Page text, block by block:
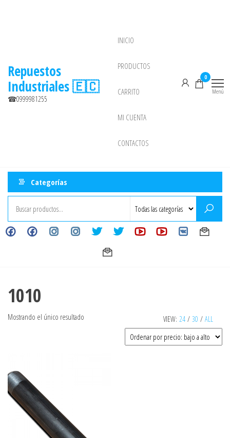
Repuestos
Industriales 🇪🇨
☎0999981255
INICIO
PRODUCTOS
CARRITO
MI CUENTA
CONTACTOS
0
Menú
Categorías
1010
VIEW: 24 / 30 / ALL
Mostrando el único resultado